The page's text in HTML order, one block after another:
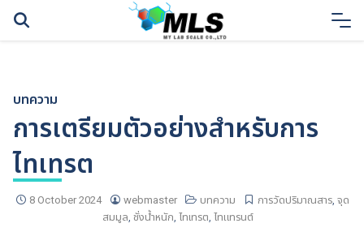
Skip
บทความ
การเตรียมตัวอย่างสำหรับการ
ไทเทรต
8 October 2024 webmaster บทความ การวัดปริมาณสาร, จุด
สมมูล, ชั่งน้ำหนัก, ไทเทรต, ไทแทรนต์